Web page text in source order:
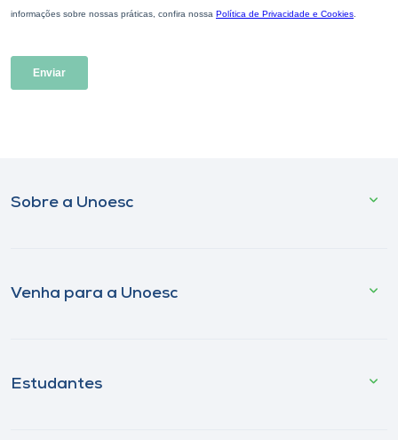
Sobre a Unoesc
Venha para a Unoesc
Estudantes